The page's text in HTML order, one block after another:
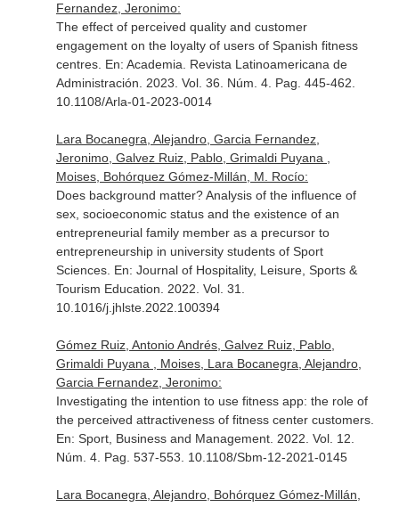
Fernandez, Jeronimo:
The effect of perceived quality and customer
engagement on the loyalty of users of Spanish fitness
centres. En: Academia. Revista Latinoamericana de
Administración . 2023. Vol. 36. Núm. 4. Pag. 445-462.
10.1108/Arla-01-2023-0014
Lara Bocanegra, Alejandro, Garcia Fernandez,
Jeronimo, Galvez Ruiz, Pablo, Grimaldi Puyana ,
Moises, Bohórquez Gómez-Millán, M. Rocío:
Does background matter? Analysis of the influence of
sex, socioeconomic status and the existence of an
entrepreneurial family member as a precursor to
entrepreneurship in university students of Sport
Sciences. En: Journal of Hospitality, Leisure, Sports &
Tourism Education . 2022. Vol. 31.
10.1016/j.jhlste.2022.100394
Gómez Ruiz, Antonio Andrés, Galvez Ruiz, Pablo,
Grimaldi Puyana , Moises, Lara Bocanegra, Alejandro,
Garcia Fernandez, Jeronimo:
Investigating the intention to use fitness app: the role of
the perceived attractiveness of fitness center customers.
En: Sport, Business and Management. 2022. Vol. 12.
Núm. 4. Pag. 537-553. 10.1108/Sbm-12-2021-0145
Lara Bocanegra, Alejandro, Bohórquez Gómez-Millán,